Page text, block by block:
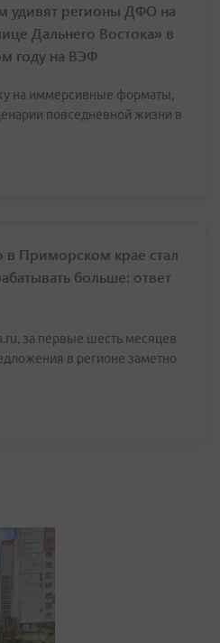
удивят регионы ДФО на
Дальнего Востока» в
году на ВЭФ
на иммерсивные форматы,
повседневной жизни в
в Приморском крае стал
больше: ответ
за первые шесть месяцев
в регионе заметно